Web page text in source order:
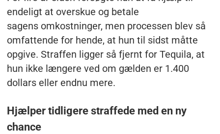
endeligt at overskue og betale
sagens omkostninger, men processen blev så
omfattende for hende, at hun til sidst måtte
opgive. Straffen ligger så fjernt for Tequila, at
hun ikke længere ved om gælden er 1.400
dollars eller endnu mere.
Hjælper tidligere straffede med en ny
chance